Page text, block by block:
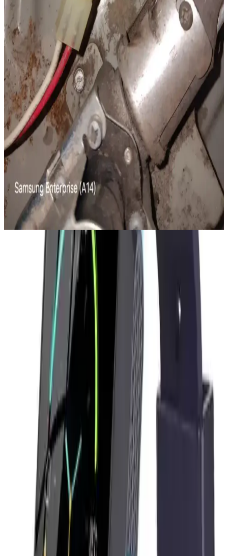
Drenaj Sorunları ve Çözüm Yöntemleri
Nem alma cihazı drenaj tıkanıklıkları, cihazın su tahliyesini engeller
ve su geri akışına neden olur. Bu makalede tıkanıklık nedenleri,
belirtileri ve çözüm yöntemleri detaylıca ele alınmaktadır.
IEEE 802.3at Standardına Uygun Olmayan Düşük
Maliyetli PoE Anahtarı Tasarımı ve Riskleri Üzerine
İnceleme
IEEE 802.3at standardına uymayan düşük maliyetli pasif PoE
anahtarları, gerilim kontrolü ve izolasyon eksikliği nedeniyle cihaz
hasarı ve yangın riski taşır. Standartlara uygun cihaz kullanımı
önemlidir.
Maytag Dependable Duo Kurutucu Arızaları ve
Etkili Tamir Yöntemleri
Maytag Dependable Duo kurutucularda sıkça karşılaşılan ısıtma
elemanı, rulmanlar ve havalandırma tıkanıklıkları gibi sorunlar ve bu
problemlere yönelik tamir ve bakım önerileri detaylı şekilde ele
alınmaktadır.
Tasarım ve Kullanım Kolaylığı
V7 saat, şık ve dayanıklı tasarımıyla dikkat çekiyor. Kolda rahatlıkla
taşınabilen ve sağlam yapısıyla uzun süre kullanılabilen bu cihaz,
çocukların hareket özgürlüğüne engel olmuyor. Ayrıca, ekranın
boyutu ve arayüzü, kullanım kolaylığı sağlayacak şekilde tasarlandı.
Küçük ekran, çocukların dikkatini dağıtmadan temel bilgileri sunar.
Çocukların ilgisini çekecek dört farklı oyun seçeneği, saat ile
eğlenceli vakit geçirmelerine olanak tanır. Bu oyunlar, hem eğlence
hem de gelişim açısından faydalı içerikler içerir.
Dayanıklılık ve Pil Ömrü
Güçlü batarya kapasitesiyle öne çıkan Volnet V7, yaklaşık iki gün
boyunca şarj edilmeden kullanılabilir. 500 mAh pil kapasitesi, uzun
kullanım süreleri sağlar ve sürekli iletişimde kalmayı kolaylaştırır.
Bu özellik, ebeveynlerin sık şarj etme endişesini ortadan kaldırır.
Kullanıcı Yorumları ve Memnuniyet
Pozitif kullanıcı geri bildirimleri, ürünün kalitesini ve
fonksiyonelliğini kanıtlar nitelikte. Kullanıcılar, ses ve görüntü
kalitesinin oldukça net olduğunu, ortam dinleme özelliğinin
mükemmel çalıştığını ve konum takibinin doğru sonuçlar verdiğini
belirtiyorlar. Ayrıca, şarj süresinin yeterli olması ve dayanıklı yapısı
sayesinde uzun süre kullanım sağlanıyor.
Ancak, bazı kullanıcılar şarj ömrünün beklenenden kısa
olabileceğine veya konum bilgilerinin bazen gecikmeli olabileceğine
dikkat çekiyorlar. Bu küçük sorunlar, genel kullanıcı memnuniyetini
azaltıyor ve ürünün yüksek performansını gölgelemiş oluyor.